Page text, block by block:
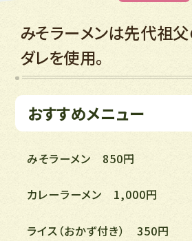
みそラーメンは先代祖
ダレを使用。
おすすめメニュー
みそラーメン 850円
カレーラーメン 1,000円
ライス（おかず付き） 350円